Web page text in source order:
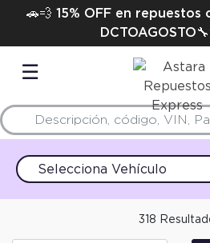
🚗💨 15% OFF en repuestos
☰
Selecciona Vehículo
318